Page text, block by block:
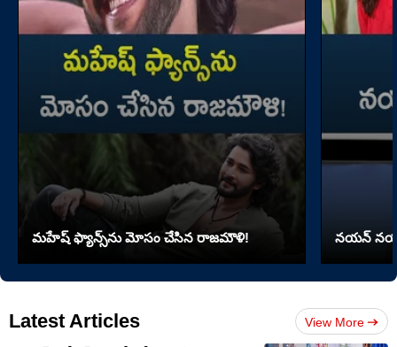
మహేష్‌ ఫ్యాన్స్‌ను మోసం చేసిన రాజమౌళి! నయన్ నయా
Latest Articles View More